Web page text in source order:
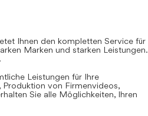
Ihnen den kompletten Service für
Marken und starken Leistungen.
Leistungen für Ihre
von Firmenvideos,
Sie alle Möglichkeiten, Ihren